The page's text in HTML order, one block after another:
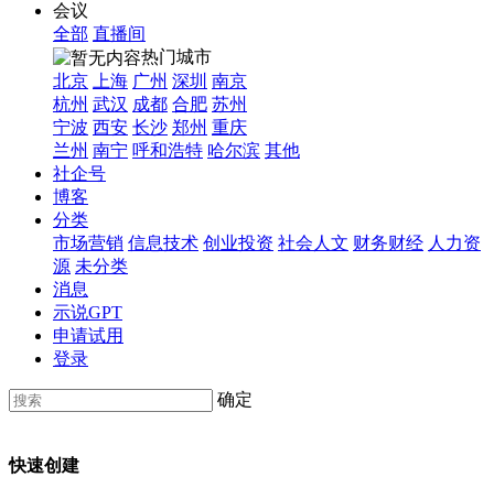
会议
全部 直播间
热门城市
北京
上海 广州 深圳 南京
杭州 武汉 成都 合肥 苏州
宁波 西安 长沙 郑州 重庆
兰州 南宁 呼和浩特 哈尔滨 其他
社企号
博客
分类
市场营销 信息技术 创业投资 社会人文 财务财经 人力资
源 未分类
消息
示说GPT
申请试用
登录
确定
快速创建